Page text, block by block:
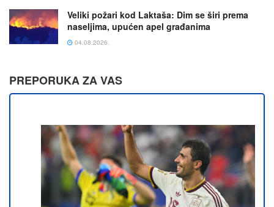
Veliki požari kod Laktaša: Dim se širi prema
naseljima, upućen apel građanima
04.08.2026.
PREPORUKA ZA VAS